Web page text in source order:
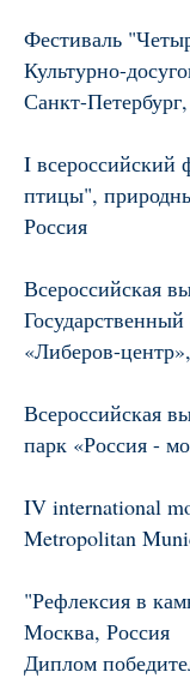
Фестиваль
Культурно-
Санкт-
I всероссийский
птицы",
Россия
Всероссийская
«Либеров-
Всероссийская
парк «Россия -
IV international
Metropolitan
"Рефлексия в
Москва, Россия
Диплом